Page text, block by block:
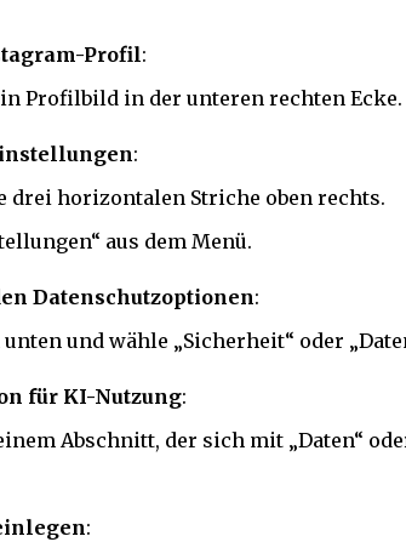
Profil:
Profilbild in der unteren rechten Ecke.
:
drei horizontalen Striche oben rechts.
aus dem Menü.
Datenschutzoptionen:
und wähle „Sicherheit“ oder
für KI-Nutzung:
Abschnitt, der sich mit „Daten“
: